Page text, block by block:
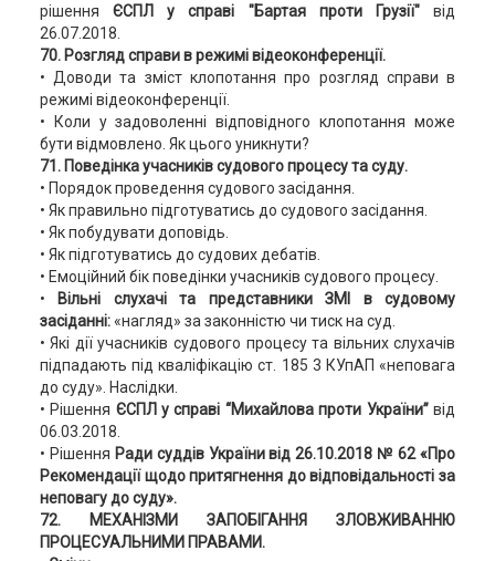
рішенняЄСПЛ у справі "Бартая проти Грузії"від
26.07.2018.
70. Розгляд справи в режимі відеоконференції.
• Доводи та зміст клопотання про розгляд справи в
режимі відеоконференції.
• Коли у задоволенні відповідного клопотання може
бути відмовлено. Як цього уникнути?
71. Поведінка учасників судового процесу та суду.
• Порядок проведення судового засідання.
• Як правильно підготуватись до судового засідання.
• Як побудувати доповідь.
• Як підготуватись до судових дебатів.
• Емоційний бік поведінки учасників судового процесу.
•
Вільні слухачі та представники ЗМІ в судовому
засіданні:«нагляд» за законністю чи тиск на суд.
• Які дії учасників судового процесу та вільних слухачів
підпадають під кваліфікацію ст. 185 3 КУпАП «неповага
до суду». Наслідки.
• Рішення ЄСПЛ у справі “Михайлова проти України”від
06.03.2018.
• Рішення Ради суддів України від 26.10.2018 № 62 «Про
Рекомендації щодо притягнення до відповідальності за
неповагу до суду».
72. МЕХАНІЗМИ ЗАПОБІГАННЯ ЗЛОВЖИВАННЮ
ПРОЦЕСУАЛЬНИМИ ПРАВАМИ.